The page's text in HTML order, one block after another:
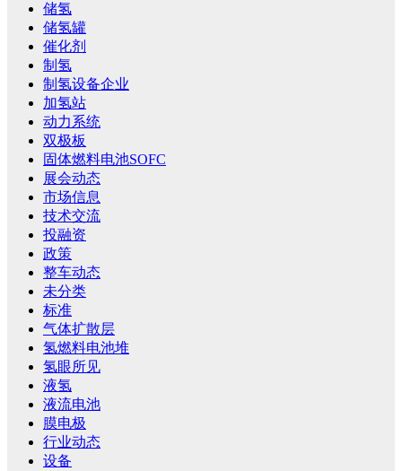
储氢
储氢罐
催化剂
制氢
制氢设备企业
加氢站
动力系统
双极板
固体燃料电池SOFC
展会动态
市场信息
技术交流
投融资
政策
整车动态
未分类
标准
气体扩散层
氢燃料电池堆
氢眼所见
液氢
液流电池
膜电极
行业动态
设备